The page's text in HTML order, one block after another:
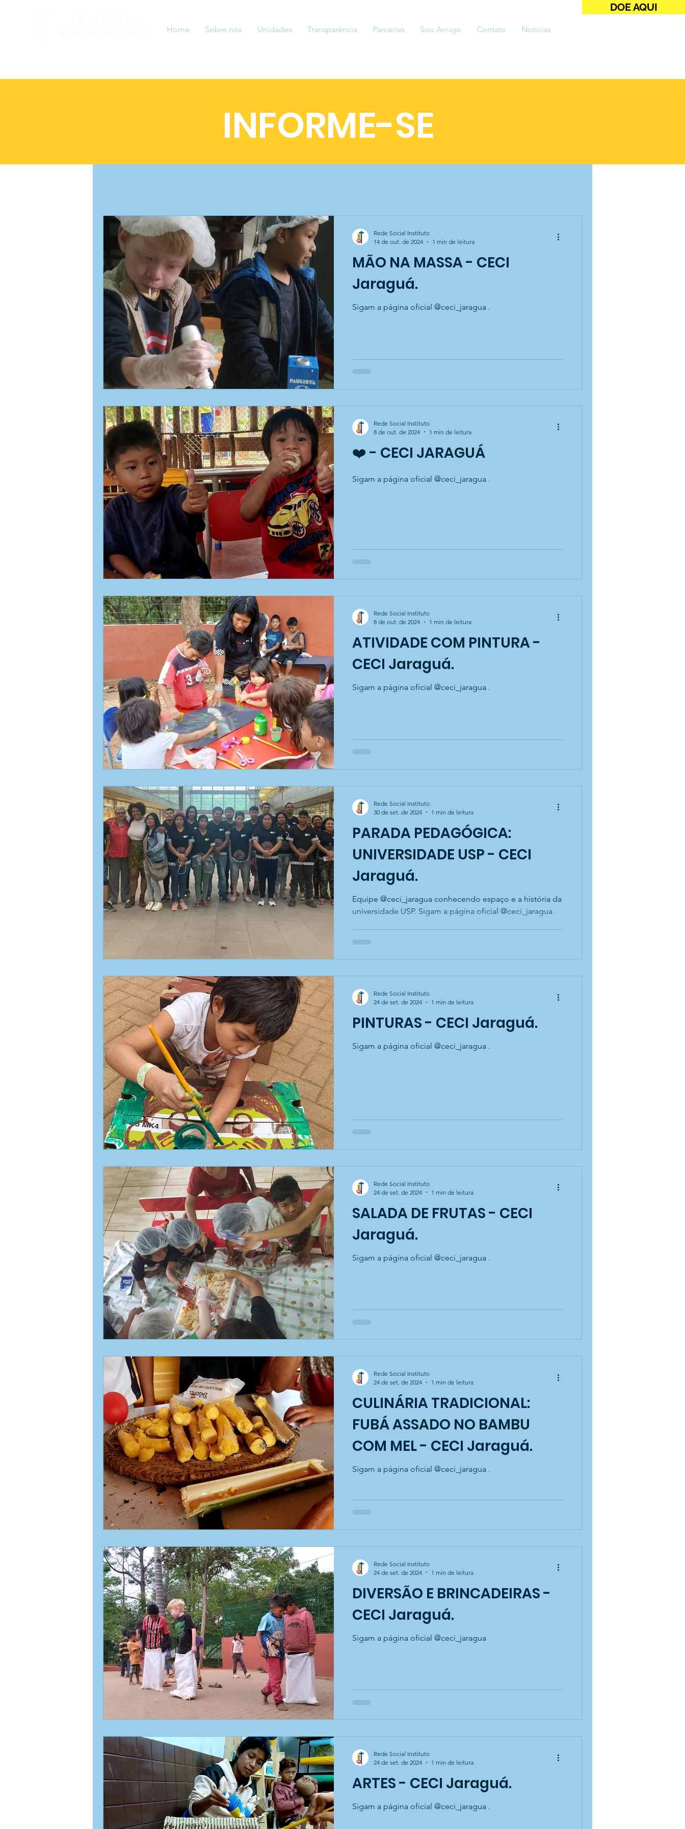
DOE AQUI
Home Sobre nós Unidades Transparência Parcerias Sou Amigo Contato Notícias
INFORME-SE
MÃO NA MASSA - CECI
Jaraguá.
Sigam a página oficial @ceci_jaragua .
Rede Social Instituto
14 de out. de 2024
1 min de leitura
❤️ - CECI JARAGUÁ
Sigam a página oficial @ceci_jaragua .
Rede Social Instituto
8 de out. de 2024
1 min de leitura
ATIVIDADE COM PINTURA -
CECI Jaraguá.
Sigam a página oficial @ceci_jaragua .
Rede Social Instituto
8 de out. de 2024
1 min de leitura
PARADA PEDAGÓGICA:
UNIVERSIDADE USP - CECI
Jaraguá.
Equipe @ceci_jaragua conhecendo espaço e a história da
universidade USP. Sigam a página oficial @ceci_jaragua .
Rede Social Instituto
30 de set. de 2024
1 min de leitura
PINTURAS - CECI Jaraguá.
Sigam a página oficial @ceci_jaragua .
Rede Social Instituto
24 de set. de 2024
1 min de leitura
SALADA DE FRUTAS - CECI
Jaraguá.
Sigam a página oficial @ceci_jaragua .
Rede Social Instituto
24 de set. de 2024
1 min de leitura
CULINÁRIA TRADICIONAL:
FUBÁ ASSADO NO BAMBU
COM MEL - CECI Jaraguá.
Sigam a página oficial @ceci_jaragua .
Rede Social Instituto
24 de set. de 2024
1 min de leitura
DIVERSÃO E BRINCADEIRAS -
CECI Jaraguá.
Sigam a página oficial @ceci_jaragua
Rede Social Instituto
24 de set. de 2024
1 min de leitura
ARTES - CECI Jaraguá.
Sigam a página oficial @ceci_jaragua .
Rede Social Instituto
24 de set. de 2024
1 min de leitura